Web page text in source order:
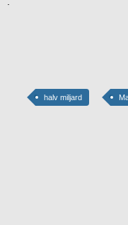
halv miljard